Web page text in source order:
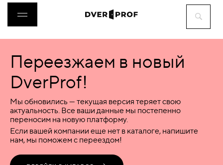
ДВЕРИ
ФУРНИТУРА
ВОРОТА
ПЕРЕГОРОДКИ
Переезжаем в новый
DverProf!
Мы обновились — текущая версия теряет свою
актуальность. Все ваши данные мы постепенно
переносим на новую платформу.
Если вашей компании еще нет в каталоге, напишите
нам, мы поможем с переездом!